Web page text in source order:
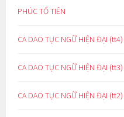
PHÚC TỔ TIÊN
CA DAO TỤC NGỮ HIỆN ĐẠI (tt4)
CA DAO TỤC NGỮ HIỆN ĐẠI (tt3)
CA DAO TỤC NGỮ HIỆN ĐẠI (tt2)